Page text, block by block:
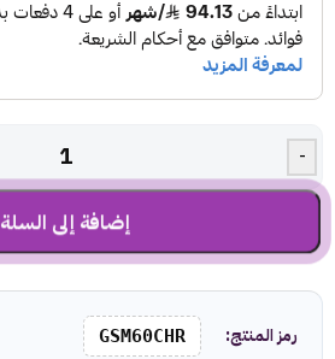
-
إضافة إلى السلة
رمز المنتج: GSM60CHR